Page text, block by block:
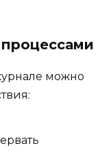
можно